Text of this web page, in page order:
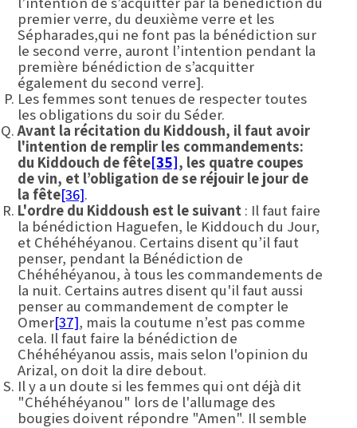
premier verre, du deuxième verre et les
Sépharades,qui ne font pas la bénédiction sur
le second verre, auront l’intention pendant la
première bénédiction de s’acquitter
également du second verre].
Les femmes sont tenues de respecter toutes
les obligations du soir du Séder.
Avant la récitation du Kiddoush, il faut avoir
l'intention de remplir les commandements:
du Kiddouch de fête[35], les quatre coupes
de vin, et l’obligation de se réjouir le jour de
la fête[36].
L'ordre du Kiddoush est le suivant : Il faut faire
la bénédiction Haguefen, le Kiddouch du Jour,
et Chéhéhéyanou. Certains disent qu’il faut
penser, pendant la Bénédiction de
Chéhéhéyanou, à tous les commandements de
la nuit. Certains autres disent qu'il faut aussi
penser au commandement de compter le
Omer[37], mais la coutume n’est pas comme
cela. Il faut faire la bénédiction de
Chéhéhéyanou assis, mais selon l'opinion du
Arizal, on doit la dire debout.
Il y a un doute si les femmes qui ont déjà dit
"Chéhéhéyanou" lors de l'allumage des
bougies doivent répondre "Amen". Il semble